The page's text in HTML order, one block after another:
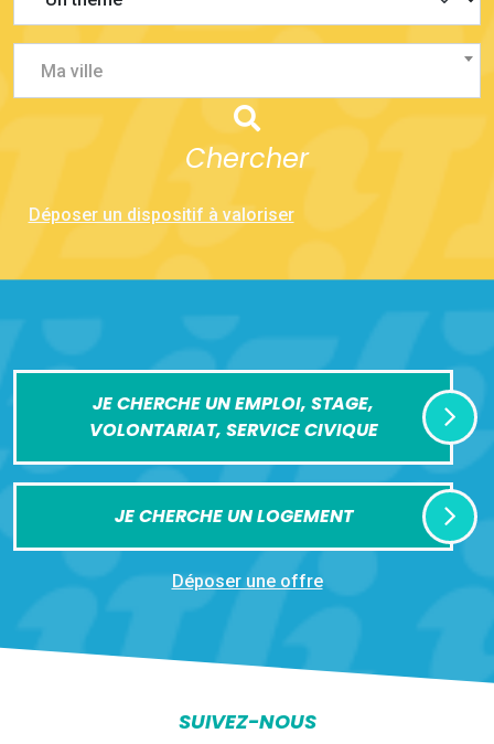
Ma ville
Chercher
Déposer un dispositif à valoriser
JE CHERCHE UN EMPLOI, STAGE,
VOLONTARIAT, SERVICE CIVIQUE
JE CHERCHE UN LOGEMENT
Déposer une offre
SUIVEZ-NOUS